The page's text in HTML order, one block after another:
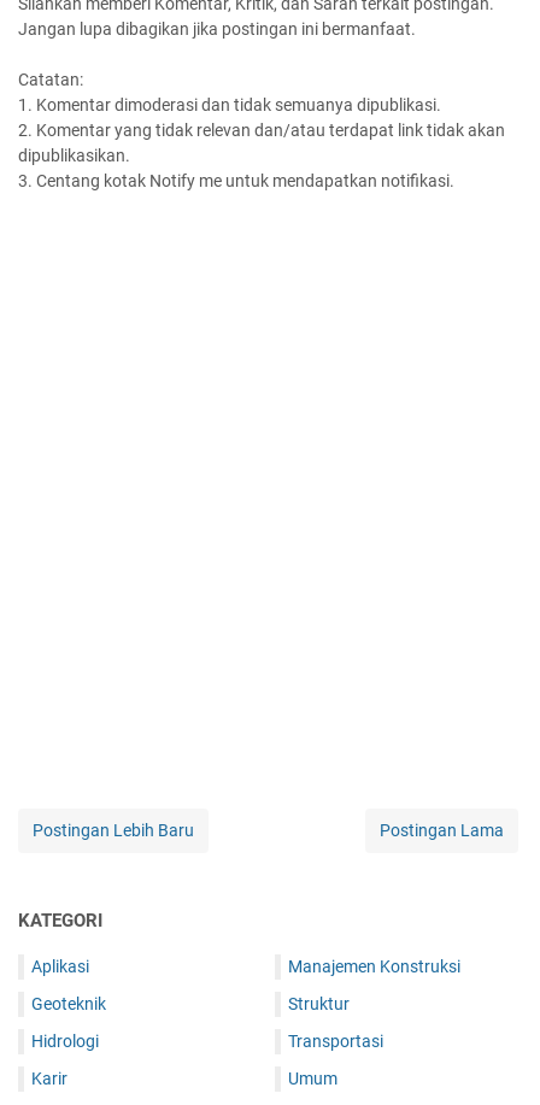
Silahkan memberi Komentar, Kritik, dan Saran terkait postingan.
Jangan lupa dibagikan jika postingan ini bermanfaat.
Catatan:
1. Komentar dimoderasi dan tidak semuanya dipublikasi.
2. Komentar yang tidak relevan dan/atau terdapat link tidak akan
dipublikasikan.
3. Centang kotak Notify me untuk mendapatkan notifikasi.
Postingan Lebih Baru Postingan Lama
KATEGORI
Aplikasi
Geoteknik
Hidrologi
Karir
Manajemen Konstruksi
Struktur
Transportasi
Umum